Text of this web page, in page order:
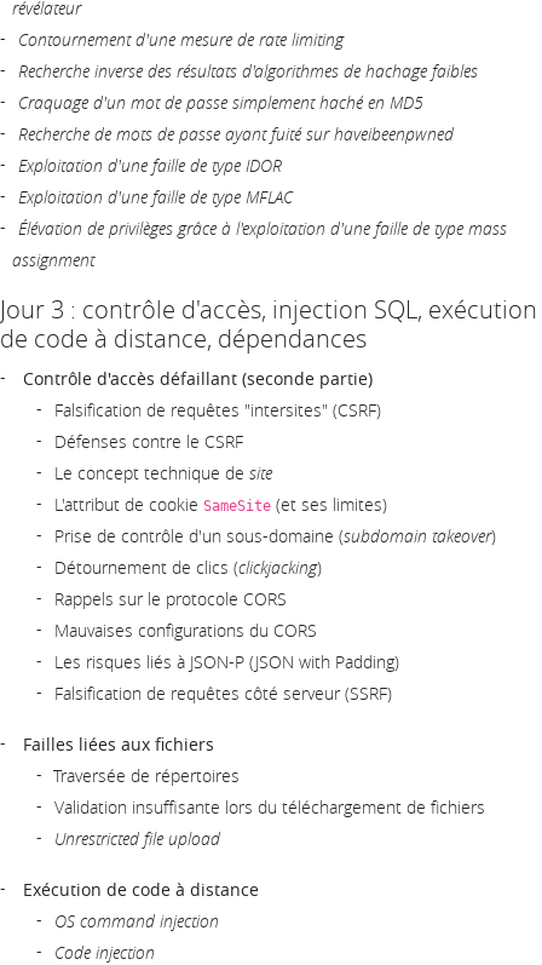
révélateur
Contournement d'une mesure de rate limiting
Recherche inverse des résultats d'algorithmes de hachage faibles
Craquage d'un mot de passe simplement haché en MD5
Recherche de mots de passe ayant fuité sur haveibeenpwned
Exploitation d'une faille de type IDOR
Exploitation d'une faille de type MFLAC
Élévation de privilèges grâce à l'exploitation d'une faille de type mass
assignment
Jour 3 : contrôle d'accès, injection SQL, exécution
de code à distance, dépendances
Contrôle d'accès défaillant (seconde partie)
Falsification de requêtes "intersites" (CSRF)
Défenses contre le CSRF
Le concept technique de site
L'attribut de cookie SameSite (et ses limites)
Prise de contrôle d'un sous-domaine (subdomain takeover)
Détournement de clics (clickjacking)
Rappels sur le protocole CORS
Mauvaises configurations du CORS
Les risques liés à JSON-P (JSON with Padding)
Falsification de requêtes côté serveur (SSRF)
Failles liées aux fichiers
Traversée de répertoires
Validation insuffisante lors du téléchargement de fichiers
Unrestricted file upload
Exécution de code à distance
OS command injection
Code injection